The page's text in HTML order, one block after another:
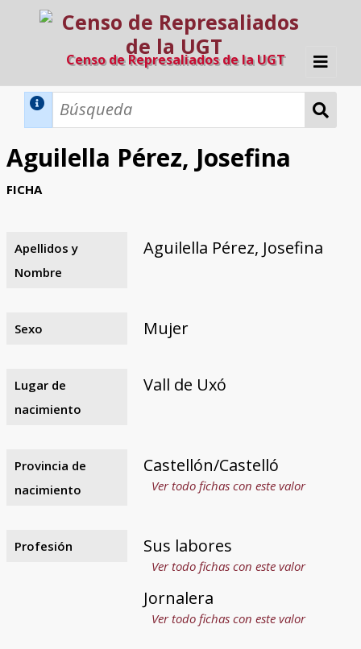
Censo de Represaliados de la UGT
Inicio
Búsqueda Dinámica
Búsqueda Avanzada
Razones y objetivos
El equipo
Colaboradores
Fuentes documentales
Aguilella Pérez, Josefina
FICHA
Apellidos y
Nombre
Aguilella Pérez, Josefina
Sexo Mujer
Lugar de
nacimiento
Vall de Uxó
Provincia de
nacimiento
Castellón/Castelló
Ver todo fichas con este valor
Profesión Sus labores
Ver todo fichas con este valor
Jornalera
Ver todo fichas con este valor